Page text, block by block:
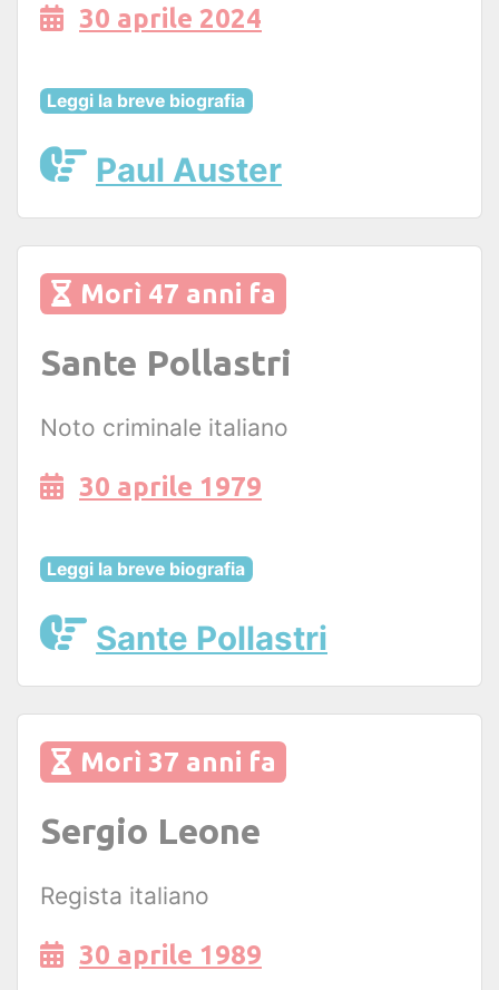
30 aprile 2024
Leggi la breve biografia
Paul Auster
Morì 47 anni fa
Sante Pollastri
Noto criminale italiano
30 aprile 1979
Leggi la breve biografia
Sante Pollastri
Morì 37 anni fa
Sergio Leone
Regista italiano
30 aprile 1989